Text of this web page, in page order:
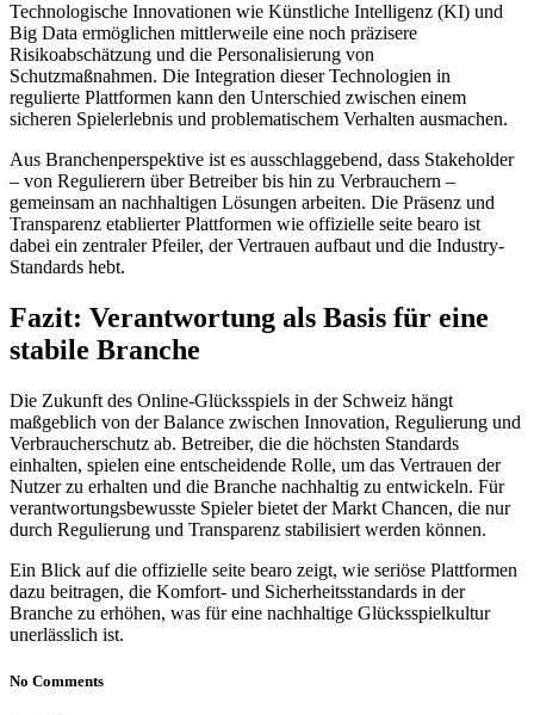
Technologische Innovationen wie Künstliche Intelligenz (KI) und
Big Data ermöglichen mittlerweile eine noch präzisere
Risikoabschätzung und die Personalisierung von
Schutzmaßnahmen. Die Integration dieser Technologien in
regulierte Plattformen kann den Unterschied zwischen einem
sicheren Spielerlebnis und problematischem Verhalten ausmachen.
Aus Branchenperspektive ist es ausschlaggebend, dass Stakeholder
– von Regulierern über Betreiber bis hin zu Verbrauchern –
gemeinsam an nachhaltigen Lösungen arbeiten. Die Präsenz und
Transparenz etablierter Plattformen wie offizielle seite bearo ist
dabei ein zentraler Pfeiler, der Vertrauen aufbaut und die Industry-
Standards hebt.
Fazit: Verantwortung als Basis für eine
stabile Branche
Die Zukunft des Online-Glücksspiels in der Schweiz hängt
maßgeblich von der Balance zwischen Innovation, Regulierung und
Verbraucherschutz ab. Betreiber, die die höchsten Standards
einhalten, spielen eine entscheidende Rolle, um das Vertrauen der
Nutzer zu erhalten und die Branche nachhaltig zu entwickeln. Für
verantwortungsbewusste Spieler bietet der Markt Chancen, die nur
durch Regulierung und Transparenz stabilisiert werden können.
Ein Blick auf die offizielle seite bearo zeigt, wie seriöse Plattformen
dazu beitragen, die Komfort- und Sicherheitsstandards in der
Branche zu erhöhen, was für eine nachhaltige Glücksspielkultur
unerlässlich ist.
No Comments